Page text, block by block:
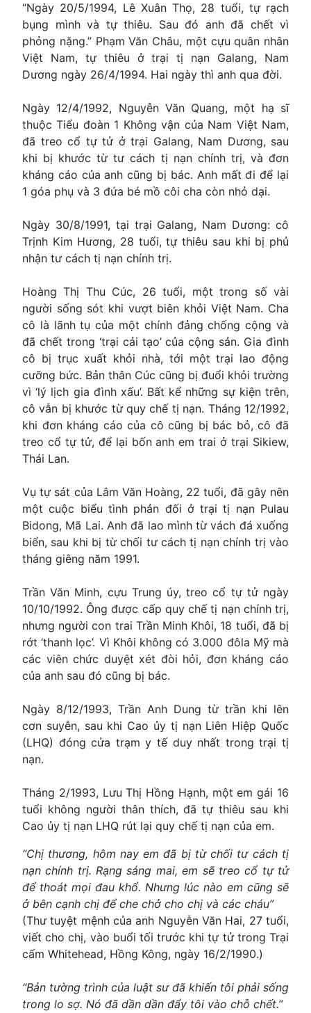
“Ngày 20/5/1994, Lê Xuân Thọ, 28 tuổi, tự rạch
bụng mình và tự thiêu. Sau đó anh đã chết vì
phỏng nặng.” Phạm Văn Châu, một cựu quân nhân
Việt Nam, tự thiêu ở trại tị nạn Galang, Nam
Dương ngày 26/4/1994. Hai ngày thì anh qua đời.
Ngày 12/4/1992, Nguyễn Văn Quang, một hạ sĩ
thuộc Tiểu đoàn 1 Không vận của Nam Việt Nam,
đã treo cổ tự tử ở trại Galang, Nam Dương, sau
khi bị khước từ tư cách tị nạn chính trị, và đơn
kháng cáo của anh cũng bị bác. Anh mất đi để lại
1 góa phụ và 3 đứa bé mồ côi cha còn nhỏ dại.
Ngày 30/8/1991, tại trại Galang, Nam Dương: cô
Trịnh Kim Hương, 28 tuổi, tự thiêu sau khi bị phủ
nhận tư cách tị nạn chính trị.
Hoàng Thị Thu Cúc, 26 tuổi, một trong số vài
người sống sót khi vượt biên khỏi Việt Nam. Cha
cô là lãnh tụ của một chính đảng chống cộng và
đã chết trong ‘trại cải tạo’ của cộng sản. Gia đình
cô bị trục xuất khỏi nhà, tới một trại lao động
cưỡng bức. Bản thân Cúc cũng bị đuổi khỏi trường
vì ‘lý lịch gia đình xấu’. Bất kể những sự kiện trên,
cô vẫn bị khước từ quy chế tị nạn. Tháng 12/1992,
khi đơn kháng cáo của cô cũng bị bác bỏ, cô đã
treo cổ tự tử, để lại bốn anh em trai ở trại Sikiew,
Thái Lan.
Vụ tự sát của Lâm Văn Hoàng, 22 tuổi, đã gây nên
một cuộc biểu tình phản đối ở trại tị nạn Pulau
Bidong, Mã Lai. Anh đã lao mình từ vách đá xuống
biển, sau khi bị từ chối tư cách tị nạn chính trị vào
tháng giêng năm 1991.
Trần Văn Minh, cựu Trung úy, treo cổ tự tử ngày
10/10/1992. Ông được cấp quy chế tị nạn chính trị,
nhưng người con trai Trần Minh Khôi, 18 tuổi, đã bị
rớt ‘thanh lọc’. Vì Khôi không có 3.000 đôla Mỹ mà
các viên chức duyệt xét đòi hỏi, đơn kháng cáo
của anh sau đó cũng bị bác.
Ngày 8/12/1993, Trần Anh Dung từ trần khi lên
cơn suyễn, sau khi Cao ủy tị nạn Liên Hiệp Quốc
(LHQ) đóng cửa trạm y tế duy nhất trong trại tị
nạn.
Tháng 2/1993, Lưu Thị Hồng Hạnh, một em gái 16
tuổi không người thân thích, đã tự thiêu sau khi
Cao ủy tị nạn LHQ rút lại quy chế tị nạn của em.
“Chị thương, hôm nay em đã bị từ chối tư cách tị
nạn chính trị. Rạng sáng mai, em sẽ treo cổ tự tử
để thoát mọi đau khổ. Nhưng lúc nào em cũng sẽ
ở bên cạnh chị để che chở cho chị và các cháu”
(Thư tuyệt mệnh của anh Nguyễn Văn Hai, 27 tuổi,
viết cho chị, vào buổi tối trước khi tự tử trong Trại
cấm Whitehead, Hồng Kông, ngày 16/2/1990.)
“Bản tường trình của luật sư đã khiến tôi phải sống
trong lo sợ. Nó đã dần dần đẩy tôi vào chỗ chết.”